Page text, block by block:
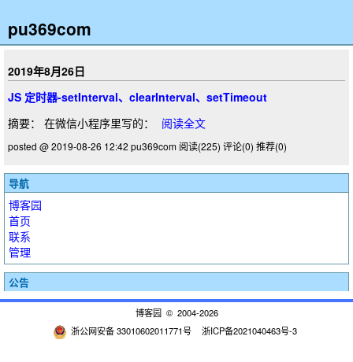
pu369com
2019年8月26日
JS 定时器-setInterval、clearInterval、setTimeout
摘要： 在微信小程序里写的：
阅读全文
posted @ 2019-08-26 12:42 pu369com 阅读(225) 评论(0) 推荐(0)
导航
博客园
首页
联系
管理
公告
博客园© 2004-2026
浙公网安备 33010602011771号
浙ICP备2021040463号-3